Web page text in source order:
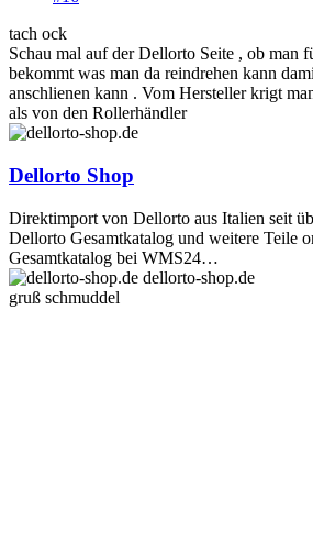
tach ock
Schau mal auf der Dellorto Seite , ob man
bekommt was man da reindrehen kann
anschlienen kann . Vom Hersteller krigt
als von den Rollerhändler
Dellorto Shop
Direktimport von Dellorto aus Italien seit
Dellorto Gesamtkatalog und weitere Teile
Gesamtkatalog bei WMS24…
dellorto-shop.de
gruß schmuddel